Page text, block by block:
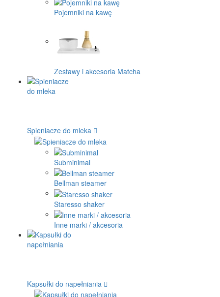
Pojemniki na kawę
Zestawy i akcesoria Matcha
Spieniacze do mleka
Subminimal
Bellman steamer
Staresso shaker
Inne marki / akcesoria
Kapsułki do napełniania